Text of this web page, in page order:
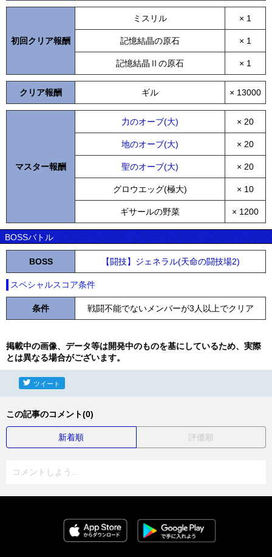
初回クリア報酬
ミスリル × 1
記憶結晶の原石 × 1
記憶結晶Ⅱの原石 × 1
クリア報酬 ギル × 13000
マスター報酬
力のオーブ(大) × 20
地のオーブ(大) × 20
聖のオーブ(大) × 20
グロウエッグ(極大) × 10
ギサールの野菜 × 1200
BOSSバトル
BOSS 【闘技】ジェネラル(天命の闘技場2)
スペシャルスコア条件
条件 戦闘不能でないメンバーが3人以上でクリア
掲載中の画像、データ等は開発中のものを基にしているため、実際
とは異なる場合がございます。
ツイート
この記事のコメント(0)
新着順 評価順
コメントしよう...